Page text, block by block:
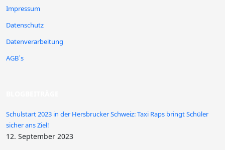
Impressum
Datenschutz
Datenverarbeitung
AGB´s
Schulstart 2023 in der Hersbrucker Schweiz: Taxi Raps bringt Schüler
sicher ans Ziel!
12. September 2023